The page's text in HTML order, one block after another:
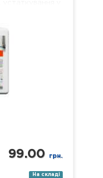
-
99.00 грн.
На складі